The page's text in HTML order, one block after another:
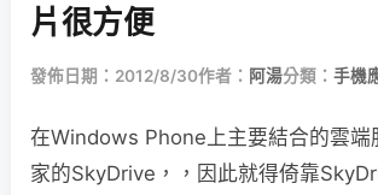
片很方便
發佈日期：2012/8/30作者： 阿湯分類： 手機
在Windows Phone上主要結合的雲端
家的SkyDrive，，因此就得倚靠